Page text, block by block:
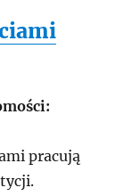
pracują